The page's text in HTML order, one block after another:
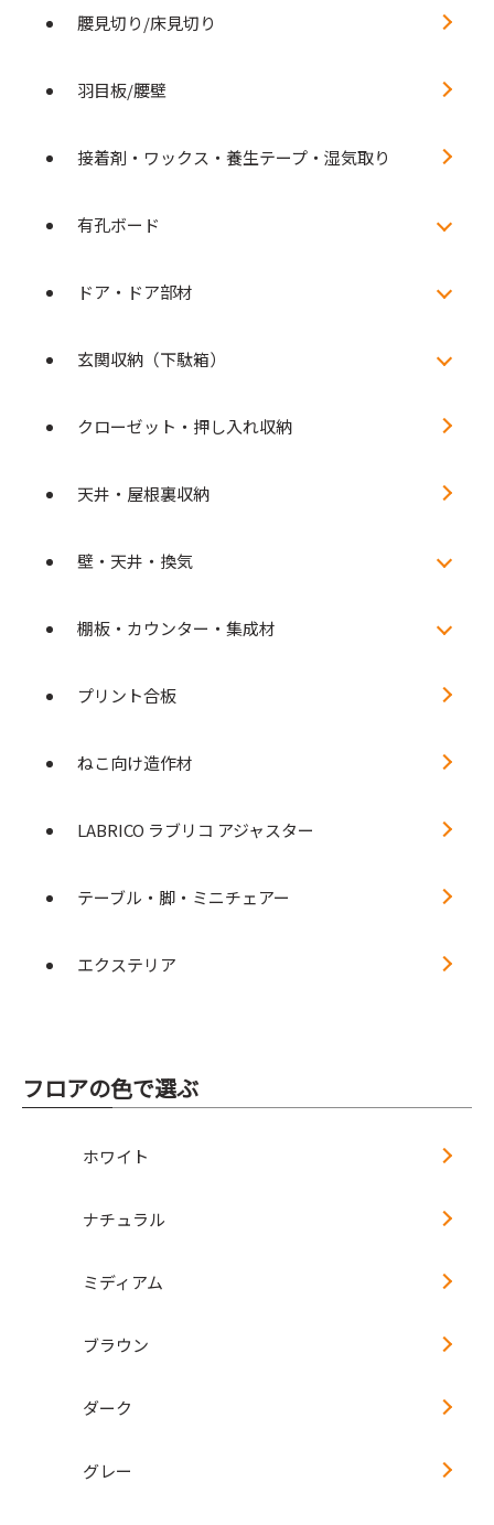
腰見切り/床見切り
羽目板/腰壁
接着剤・ワックス・養生テープ・湿気取り
有孔ボード
ドア・ドア部材
玄関収納（下駄箱）
クローゼット・押し入れ収納
天井・屋根裏収納
壁・天井・換気
棚板・カウンター・集成材
プリント合板
ねこ向け造作材
LABRICO ラブリコ アジャスター
テーブル・脚・ミニチェアー
エクステリア
フロアの色で選ぶ
ホワイト
ナチュラル
ミディアム
ブラウン
ダーク
グレー